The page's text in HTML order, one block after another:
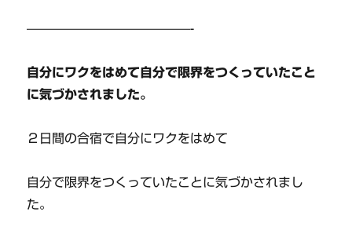
—————————————-
自分にワクをはめて自分で限界をつくっていたこと
に気づかされました。
２日間の合宿で自分にワクをはめて
自分で限界をつくっていたことに気づかされまし
た。